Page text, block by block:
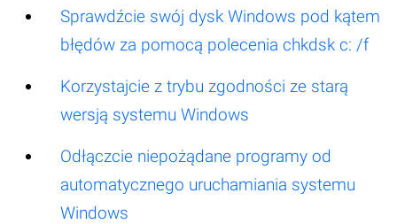
Sprawdźcie swój dysk Windows pod kątem
błędów za pomocą polecenia chkdsk c: /f
Korzystajcie z trybu zgodności ze starą
wersją systemu Windows
Odłączcie niepożądane programy od
automatycznego uruchamiania systemu
Windows